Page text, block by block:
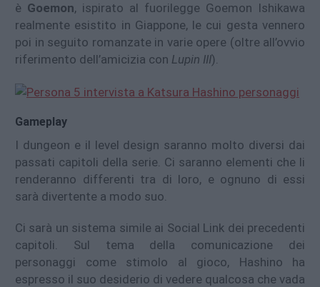
è Goemon, ispirato al fuorilegge Goemon Ishikawa
realmente esistito in Giappone, le cui gesta vennero
poi in seguito romanzate in varie opere (oltre all’ovvio
riferimento dell’amicizia con Lupin III).
Gameplay
I dungeon e il level design saranno molto diversi dai
passati capitoli della serie. Ci saranno elementi che li
renderanno differenti tra di loro, e ognuno di essi
sarà divertente a modo suo.
Ci sarà un sistema simile ai Social Link dei precedenti
capitoli. Sul tema della comunicazione dei
personaggi come stimolo al gioco, Hashino ha
espresso il suo desiderio di vedere qualcosa che vada